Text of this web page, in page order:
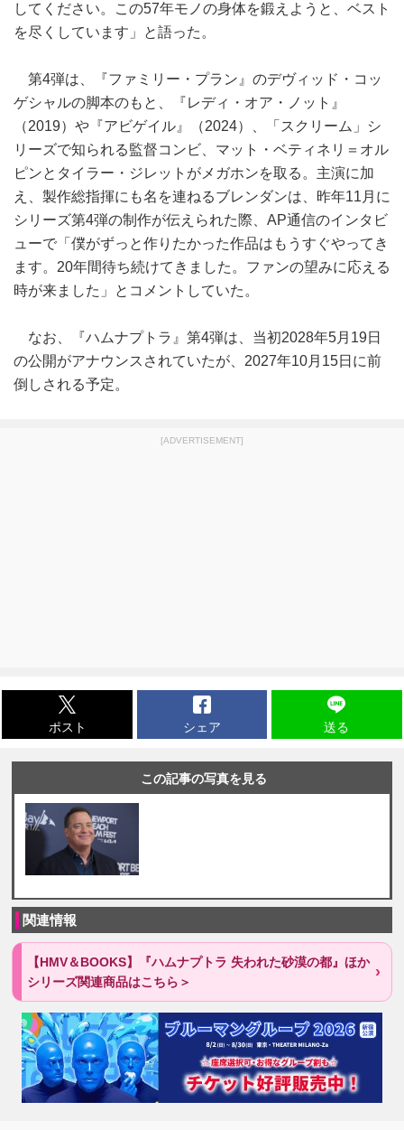
してください。この57年モノの身体を鍛えようと、ベスト
を尽くしています」と語った。
第4弾は、『ファミリー・プラン』のデヴィッド・コッ
ゲシャルの脚本のもと、『レディ・オア・ノット』
（2019）や『アビゲイル』（2024）、「スクリーム」シ
リーズで知られる監督コンビ、マット・ベティネリ＝オル
ピンとタイラー・ジレットがメガホンを取る。主演に加
え、製作総指揮にも名を連ねるブレンダンは、昨年11月に
シリーズ第4弾の制作が伝えられた際、AP通信のインタビ
ューで「僕がずっと作りたかった作品はもうすぐやってき
ます。20年間待ち続けてきました。ファンの望みに応える
時が来ました」とコメントしていた。
なお、『ハムナプトラ』第4弾は、当初2028年5月19日
の公開がアナウンスされていたが、2027年10月15日に前
倒しされる予定。
[ADVERTISEMENT]
ポスト シェア 送る
この記事の写真を見る
関連情報
【HMV＆BOOKS】『ハムナプトラ 失われた砂漠の都』ほか
シリーズ関連商品はこちら＞